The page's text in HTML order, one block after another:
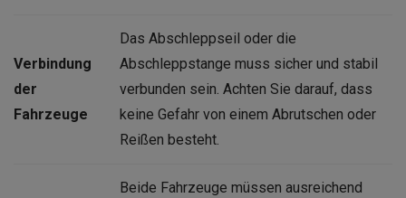
Verbindung
der
Fahrzeuge
Das Abschleppseil oder die
Abschleppstange muss sicher und stabil
verbunden sein. Achten Sie darauf, dass
keine Gefahr von einem Abrutschen oder
Reißen besteht.
Beide Fahrzeuge müssen ausreichend